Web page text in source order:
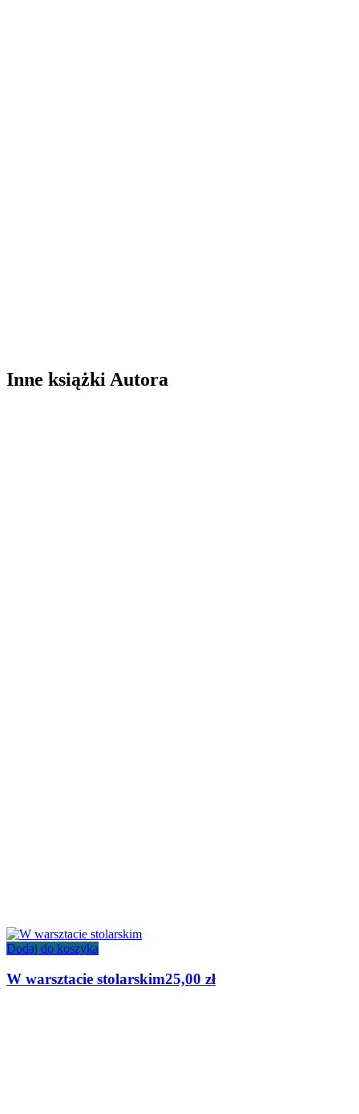
Inne książki Autora
Dodaj do koszyka
W warsztacie stolarskim25,00 zł